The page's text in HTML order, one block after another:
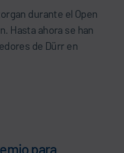
durante el Open
Hasta ahora se han
de Dürr en
para